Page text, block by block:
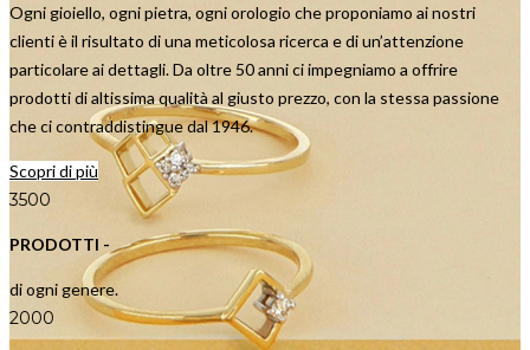
Ogni gioiello, ogni pietra, ogni orologio che proponiamo ai nostri
clienti è il risultato di una meticolosa ricerca e di un’attenzione
particolare ai dettagli. Da oltre 50 anni ci impegniamo a offrire
prodotti di altissima qualità al giusto prezzo, con la stessa passione
che ci contraddistingue dal 1946.
Scopri di più
3500
PRODOTTI -
di ogni genere.
2000